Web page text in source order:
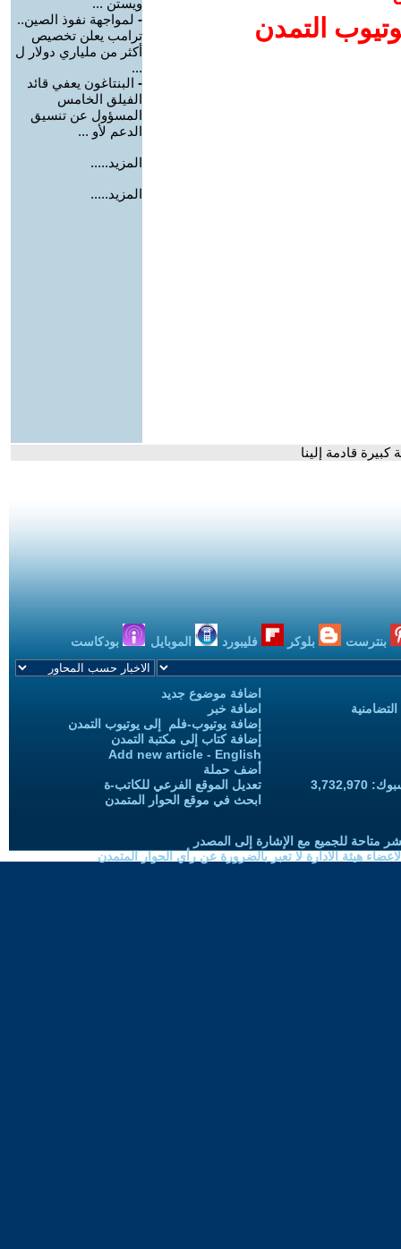
التمدن
ويستن ...
- لمواجهة نفوذ الصين..
ترامب يعلن تخصيص
أكثر من ملياري دولار ل
...
- البنتاغون يعفي قائد
الفيلق الخامس
المسؤول عن تنسيق
الدعم لأو ...
المزيد.....
المزيد.....
قادمة إلينا
بنترست بلوكر فليبورد الموبايل بودكاست
اضافة موضوع جديد
اضافة خبر
إضافة يوتيوب-فلم إلى يوتيوب التمدن
إضافة كتاب إلى مكتبة التمدن
Add new article - English
أضف حملة
تعديل الموقع الفرعي للكاتب-ة
ابحث في موقع الحوار المتمدن
متاحة للجميع مع الإشارة إلى المصدر
هيئة الادارة لا تعبر بالضرورة عن رأي الحوار المتمدن